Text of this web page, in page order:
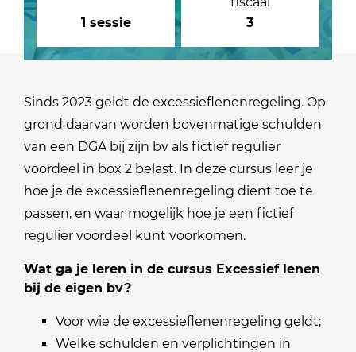
1 sessie
3
Sinds 2023 geldt de excessieflenenregeling. Op
grond daarvan worden bovenmatige schulden
van een DGA bij zijn bv als fictief regulier
voordeel in box 2 belast. In deze cursus leer je
hoe je de excessieflenenregeling dient toe te
passen, en waar mogelijk hoe je een fictief
regulier voordeel kunt voorkomen.
Wat ga je leren in de cursus Excessief lenen
bij de eigen bv?
Voor wie de excessieflenenregeling geldt;
Welke schulden en verplichtingen in